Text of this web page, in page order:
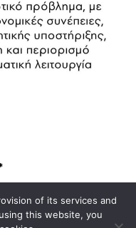
of its services and
this website, you